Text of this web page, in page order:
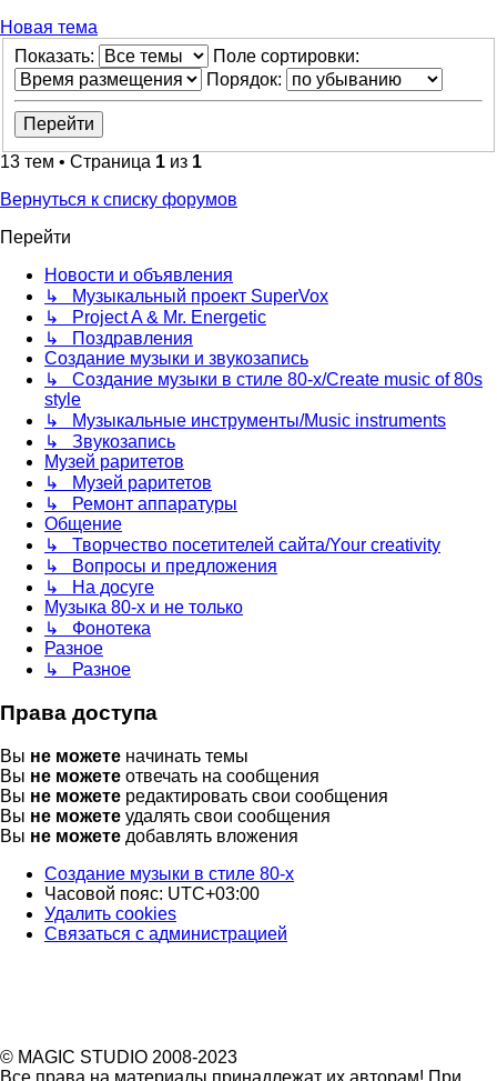
Новая
тема
Новая тема
Показать:
Поле сортировки:
Порядок:
13 тем • Страница 1 из 1
Вернуться к списку форумов
Перейти
Новости и объявления
↳ Музыкальный проект SuperVox
↳ Project A & Mr. Energetic
↳ Поздравления
Создание музыки и звукозапись
↳ Создание музыки в стиле 80-х/Create music of 80s
style
↳ Музыкальные инструменты/Music instruments
↳ Звукозапись
Музей раритетов
↳ Музей раритетов
↳ Ремонт аппаратуры
Общение
↳ Творчество посетителей сайта/Your creativity
↳ Вопросы и предложения
↳ На досуге
Музыка 80-х и не только
↳ Фонотека
Разное
↳ Разное
Права доступа
Вы не можете начинать темы
Вы не можете отвечать на сообщения
Вы не можете редактировать свои сообщения
Вы не можете удалять свои сообщения
Вы не можете добавлять вложения
Создание музыки в стиле 80-х
Часовой пояс: UTC+03:00
Удалить cookies
Связаться
Связаться с администрацией
© MAGIC STUDIO 2008-2023